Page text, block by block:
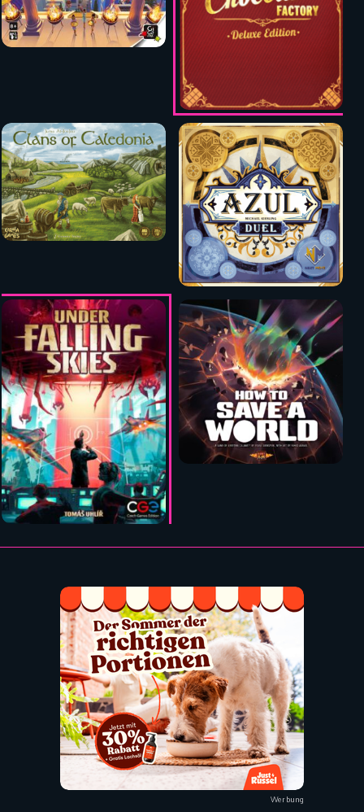
Werbung